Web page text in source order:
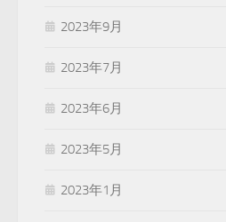
2023年9月
2023年7月
2023年6月
2023年5月
2023年1月